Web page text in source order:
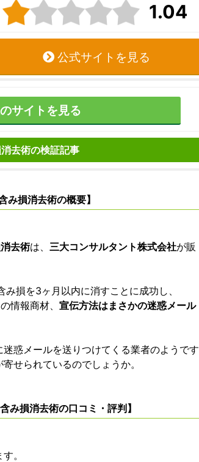
1.04
公式サイトを見る
サイトを見る
去術の検証記事
損消去術の概要】
去術は、 三大コンサルタント株式会社が販
損を3ヶ月以内に消すことに成功し、
情報商材、 宣伝方法はまさかの迷惑メール
惑メールを送りつけてくる業者のようです
寄せられているのでしょうか。
み損消去術の口コミ・評判】
。